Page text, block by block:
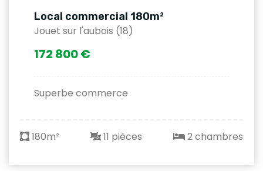
Local commercial 180m²
Jouet sur l'aubois (18)
172 800 €
Superbe commerce
180m² 11 pièces 2 chambres